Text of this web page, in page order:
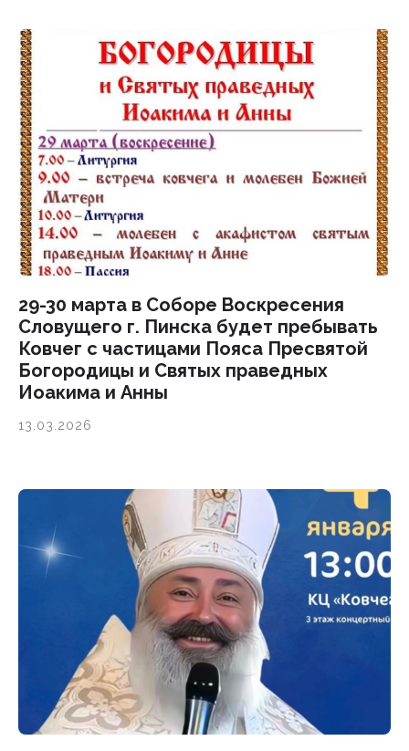
29-30 марта в Соборе Воскресения
Словущего г. Пинска будет пребывать
Ковчег с частицами Пояса Пресвятой
Богородицы и Святых праведных
Иоакима и Анны
13.03.2026
Будьте в курсе свежих новостей
епархии
Подписаться